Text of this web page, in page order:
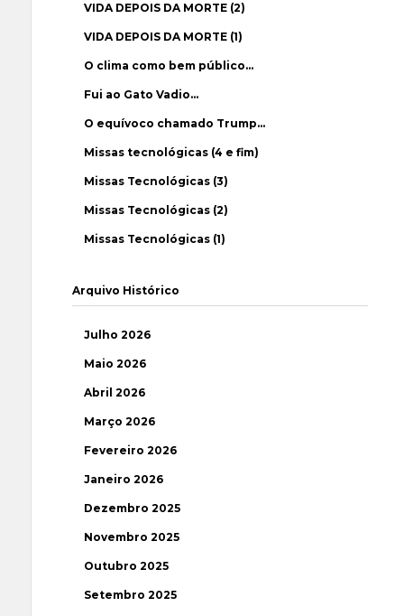
VIDA DEPOIS DA MORTE (2)
VIDA DEPOIS DA MORTE (1)
O clima como bem público…
Fui ao Gato Vadio…
O equívoco chamado Trump…
Missas tecnológicas (4 e fim)
Missas Tecnológicas (3)
Missas Tecnológicas (2)
Missas Tecnológicas (1)
Arquivo Histórico
Julho 2026
Maio 2026
Abril 2026
Março 2026
Fevereiro 2026
Janeiro 2026
Dezembro 2025
Novembro 2025
Outubro 2025
Setembro 2025